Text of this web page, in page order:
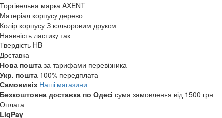
Торгівельна марка AXENT
Матеріал корпусу дерево
Колір корпусу З кольоровим друком
Наявність ластику так
Твердість HB
Доставка
Нова пошта за тарифами перевізника
Укр. пошта 100% передплата
Самовивіз Наші магазини
Безкоштовна доставка по Одесі сума замовлення від 1500 грн
Оплата
LiqPay